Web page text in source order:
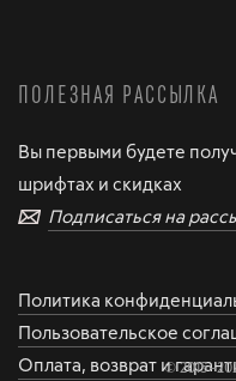
ПОЛЕЗНАЯ РАССЫЛКА
Вы первыми будете
шрифтах и скидках
Подписаться на
Политика
Пользовательское
Оплата, возврат и©